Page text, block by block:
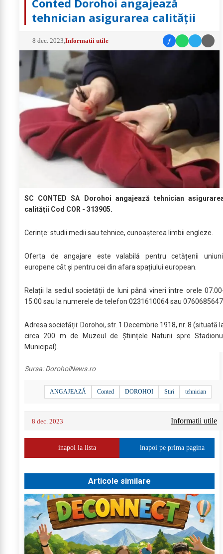
tehnician asigurarea calității
8 dec. 2023 ,Informatii utile f
SC CONTED SA Dorohoi angajează tehnician
calității Cod COR - 313905.
Cerințe: studii medii sau tehnice, cunoașterea limbii engleze.
Oferta de angajare este valabilă pentru cetățenii
europene cât și pentru cei din afara spațiului european.
Relații la sediul societății de luni până vineri între orele
15.00 sau la numerele de telefon 0231610064 sau 0760685647
Adresa societății: Dorohoi, str. 1 Decembrie 1918, nr. 8 (situată
circa 200 m de Muzeul de Științele Naturii spre
Municipal).
Sursa:DorohoiNews.ro
ANGAJEAZĂ Conted DOROHOI Stiri tehnician
8 dec. 2023 Informatii utile
inapoi la lista inapoi pe prima pagina
Articole similare